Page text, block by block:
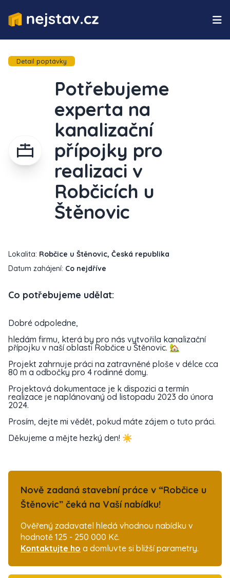
Detail poptávky
Potřebujeme
experta na
kanalizační
přípojky pro
realizaci v
Robčicích u
Štěnovic
Lokalita: Robčice u Štěnovic, Česká republika
Datum zahájení: Co nejdříve
Co potřebujeme udělat:
Dobré odpoledne,
hledám firmu, která by pro nás vytvořila kanalizační
přípojku v naší oblasti Robčice u Štěnovic. 🏡
Projekt zahrnuje práci na zatravněné ploše v délce cca
80 m a odbočky pro 4 rodinné domy.
Projektová dokumentace je k dispozici a termín
realizace je naplánovaný od listopadu 2023 do února
2024.
Prosím, dejte mi vědět, pokud máte zájem o tuto práci.
Děkujeme a mějte hezký den! ☀️
Nově zadaná stavební práce v “Robčice u
Štěnovic” čeká na Vaší nabídku!
Ověřený zadavatel hledá vhodnou nabídku v
hodnotě 125 - 250 000 Kč.
Kontaktujte ho a domluvte si bližší parametry.